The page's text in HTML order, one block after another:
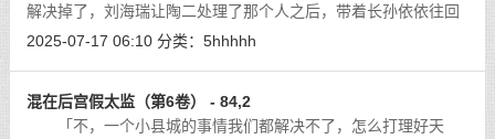
解决掉了，刘海瑞让陶二处理了那个人之后，带着长孙依依往回
走，接下来他得安排人去户部，拿着户籍去找那些尚且生还的
2025-07-17 06:10 分类： 5hhhhh
混在后宫假太监（第6卷） - 84,2
「不，一个小县城的事情我们都解决不了，怎么打理好天